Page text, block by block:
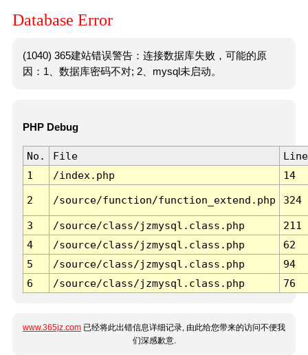
Database Error
(1040) 365建站错误警告：连接数据库失败，可能的原
因：1、数据库密码不对; 2、mysql未启动。
PHP Debug
No. File
Line
1
/index.php 14
2 /source/function/function_extend.php 324
3 /source/class/jzmysql.class.php
211
4
/source/class/jzmysql.class.php
62
5
/source/class/jzmysql.class.php
94
6
/source/class/jzmysql.class.php 76
www.365jz.com 已经将此出错信息详细记录, 由此给您带来的访问不便我
们深感歉意.